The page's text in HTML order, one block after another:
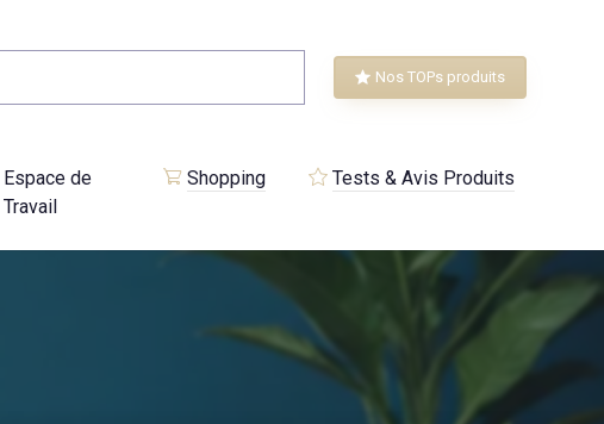
Nos TOPs produits
Espace de
Travail
Shopping Tests & Avis Produits